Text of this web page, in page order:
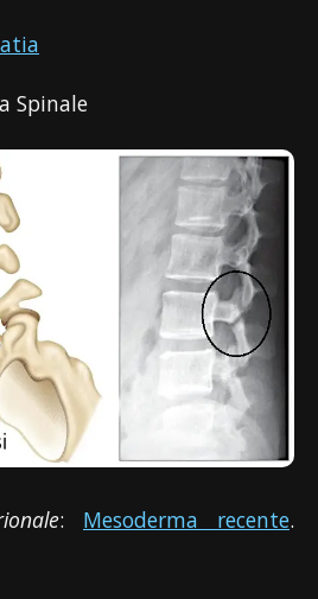
Spinale
: Mesoderma recente.